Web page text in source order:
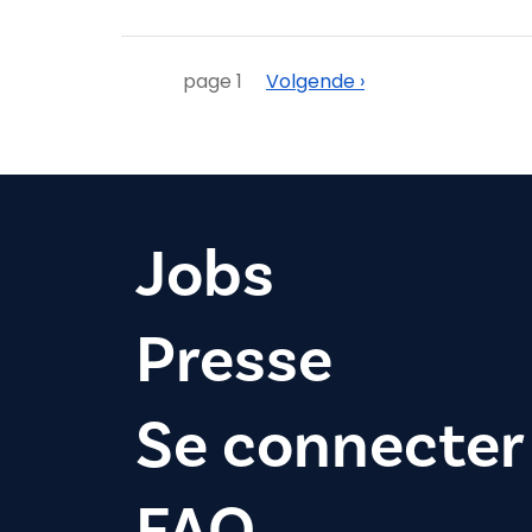
Pagination
page 1 Suivant
Volgende ›
Jobs
Presse
Se connecter